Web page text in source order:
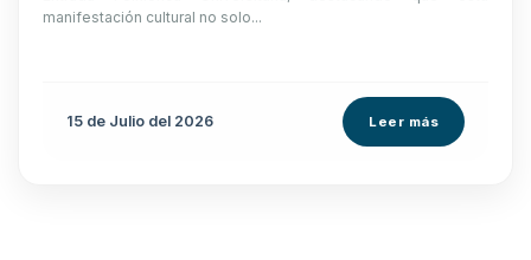
manifestación cultural no solo...
15 de Julio del 2026 Leer más